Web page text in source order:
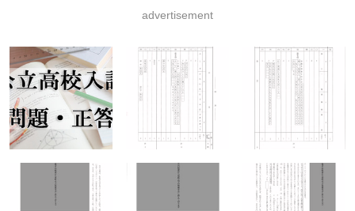
advertisement